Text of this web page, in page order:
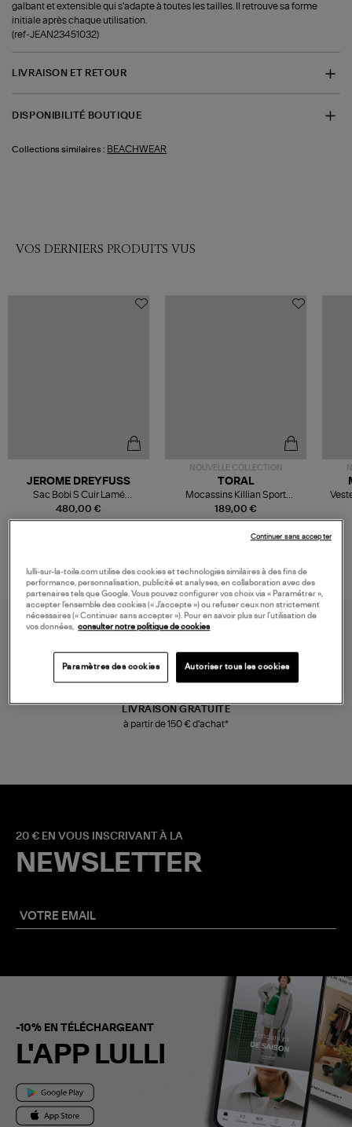
galbant et extensible qui s'adapte à toutes les tailles. Il retrouve sa forme
initiale après chaque utilisation.
(ref-JEAN23451032)
LIVRAISON ET RETOUR
DISPONIBILITÉ BOUTIQUE
Collections similaires : BEACHWEAR
VOS DERNIERS PRODUITS VUS
480,00 €
JEROME DREYFUSS
Sac Bobi S Cuir Lamé
Champagne
NOUVELLE COLLECTION
189,00 €
TORAL
Mocassins Killian Sport
Mousse
LIVRAISON GRATUITE
à partir de 150 € d'achat*
20 € EN VOUS INSCRIVANT À LA
NEWSLETTER
-10% EN TÉLÉCHARGEANT
L'APP LULLI
lulli-sur-la-toile.com utilise des cookies et technologies similaires à des fins de
performance, personnalisation, publicité et analyses, en collaboration avec des
partenaires tels que Google. Vous pouvez configurer vos choix via « Paramétrer »,
accepter l’ensemble des cookies (« J’accepte ») ou refuser ceux non strictement
nécessaires (« Continuer sans accepter »). Pour en savoir plus sur l’utilisation de
vos données,
consulter notre politique de cookies
Paramètres des cookies Autoriser tous les cookies
Continuer sans accepter